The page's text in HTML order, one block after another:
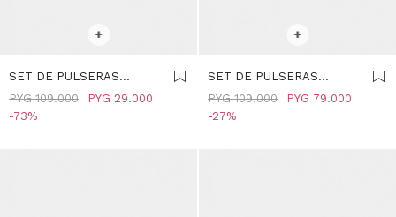
+
SET DE PULSERAS
ELÁSTICAS -
MULTICOLOR
PYG 29.000
PYG 109.000
73
+
SET DE PULSERAS
EFECTO CAREY -
MULTICOLOR
PYG 79.000
PYG 109.000
27